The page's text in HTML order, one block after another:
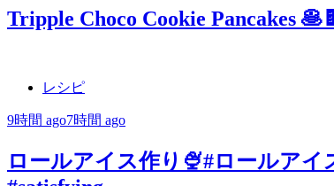
Tripple Choco Cookie Pancakes
レシピ
9時間 ago7時間 ago
ロールアイス作り🍨#ロールアイ